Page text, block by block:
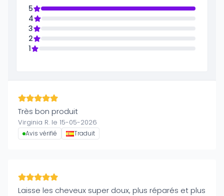
5
4
3
2
1
Très bon produit
Virginia R. le 15-05-2026
Avis vérifié Traduit
Laisse les cheveux super doux, plus réparés et plus